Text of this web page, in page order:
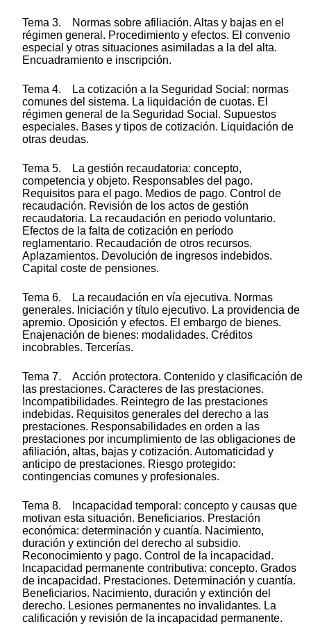
Tema 3. Normas sobre afiliación. Altas y bajas en el
régimen general. Procedimiento y efectos. El convenio
especial y otras situaciones asimiladas a la del alta.
Encuadramiento e inscripción.
Tema 4. La cotización a la Seguridad Social: normas
comunes del sistema. La liquidación de cuotas. El
régimen general de la Seguridad Social. Supuestos
especiales. Bases y tipos de cotización. Liquidación de
otras deudas.
Tema 5. La gestión recaudatoria: concepto,
competencia y objeto. Responsables del pago.
Requisitos para el pago. Medios de pago. Control de
recaudación. Revisión de los actos de gestión
recaudatoria. La recaudación en periodo voluntario.
Efectos de la falta de cotización en período
reglamentario. Recaudación de otros recursos.
Aplazamientos. Devolución de ingresos indebidos.
Capital coste de pensiones.
Tema 6. La recaudación en vía ejecutiva. Normas
generales. Iniciación y título ejecutivo. La providencia de
apremio. Oposición y efectos. El embargo de bienes.
Enajenación de bienes: modalidades. Créditos
incobrables. Tercerías.
Tema 7. Acción protectora. Contenido y clasificación de
las prestaciones. Caracteres de las prestaciones.
Incompatibilidades. Reintegro de las prestaciones
indebidas. Requisitos generales del derecho a las
prestaciones. Responsabilidades en orden a las
prestaciones por incumplimiento de las obligaciones de
afiliación, altas, bajas y cotización. Automaticidad y
anticipo de prestaciones. Riesgo protegido:
contingencias comunes y profesionales.
Tema 8. Incapacidad temporal: concepto y causas que
motivan esta situación. Beneficiarios. Prestación
económica: determinación y cuantía. Nacimiento,
duración y extinción del derecho al subsidio.
Reconocimiento y pago. Control de la incapacidad.
Incapacidad permanente contributiva: concepto. Grados
de incapacidad. Prestaciones. Determinación y cuantía.
Beneficiarios. Nacimiento, duración y extinción del
derecho. Lesiones permanentes no invalidantes. La
calificación y revisión de la incapacidad permanente.